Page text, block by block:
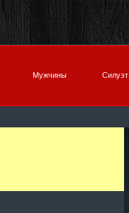
Мужчины Силуэт